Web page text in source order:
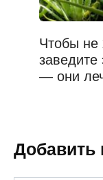
Чтобы не
заведите
— они
Добавить